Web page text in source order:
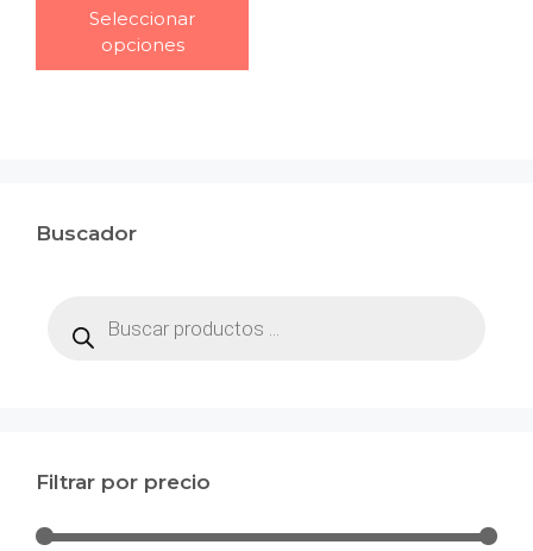
Seleccionar
opciones
Buscador
productos
Filtrar por precio